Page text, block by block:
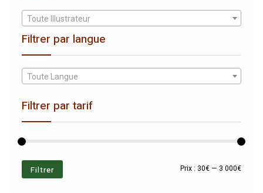
Toute Illustrateur
Filtrer par langue
Toute Langue
Filtrer par tarif
Prix
Prix
Filtrer Prix : 30€ — 3 000€